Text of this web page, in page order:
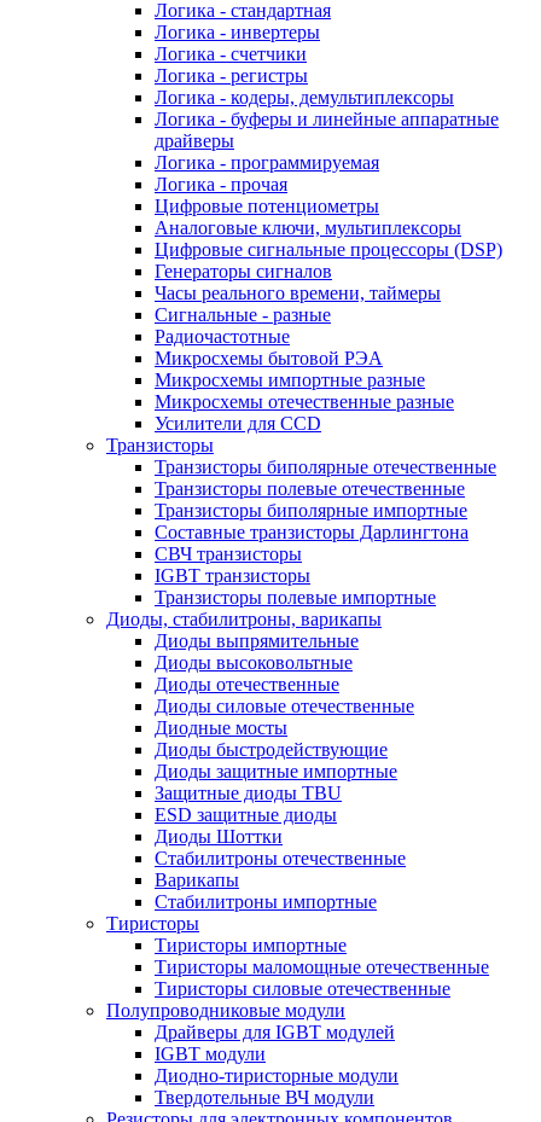
Логика - стандартная
Логика - инвертеры
Логика - счетчики
Логика - регистры
Логика - кодеры, демультиплексоры
Логика - буферы и линейные аппаратные
драйверы
Логика - программируемая
Логика - прочая
Цифровые потенциометры
Аналоговые ключи, мультиплексоры
Цифровые сигнальные процессоры (DSP)
Генераторы сигналов
Часы реального времени, таймеры
Сигнальные - разные
Радиочастотные
Микросхемы бытовой РЭА
Микросхемы импортные разные
Микросхемы отечественные разные
Усилители для CCD
Транзисторы
Транзисторы биполярные отечественные
Транзисторы полевые отечественные
Транзисторы биполярные импортные
Составные транзисторы Дарлингтона
СВЧ транзисторы
IGBT транзисторы
Транзисторы полевые импортные
Диоды, стабилитроны, варикапы
Диоды выпрямительные
Диоды высоковольтные
Диоды отечественные
Диоды силовые отечественные
Диодные мосты
Диоды быстродействующие
Диоды защитные импортные
Защитные диоды TBU
ESD защитные диоды
Диоды Шоттки
Стабилитроны отечественные
Варикапы
Стабилитроны импортные
Тиристоры
Тиристоры импортные
Тиристоры маломощные отечественные
Тиристоры силовые отечественные
Полупроводниковые модули
Драйверы для IGBT модулей
IGBT модули
Диодно-тиристорные модули
Твердотельные ВЧ модули